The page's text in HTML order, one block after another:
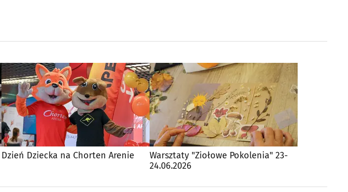
Dzień Dziecka na Chorten Arenie
Warsztaty "Ziołowe Pokolenia" 23-
24.06.2026